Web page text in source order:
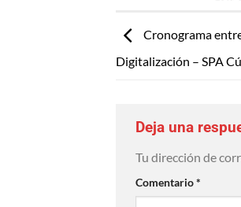
Cronograma
Digitalización – SPA
Deja una
Tu dirección de
Comentario*